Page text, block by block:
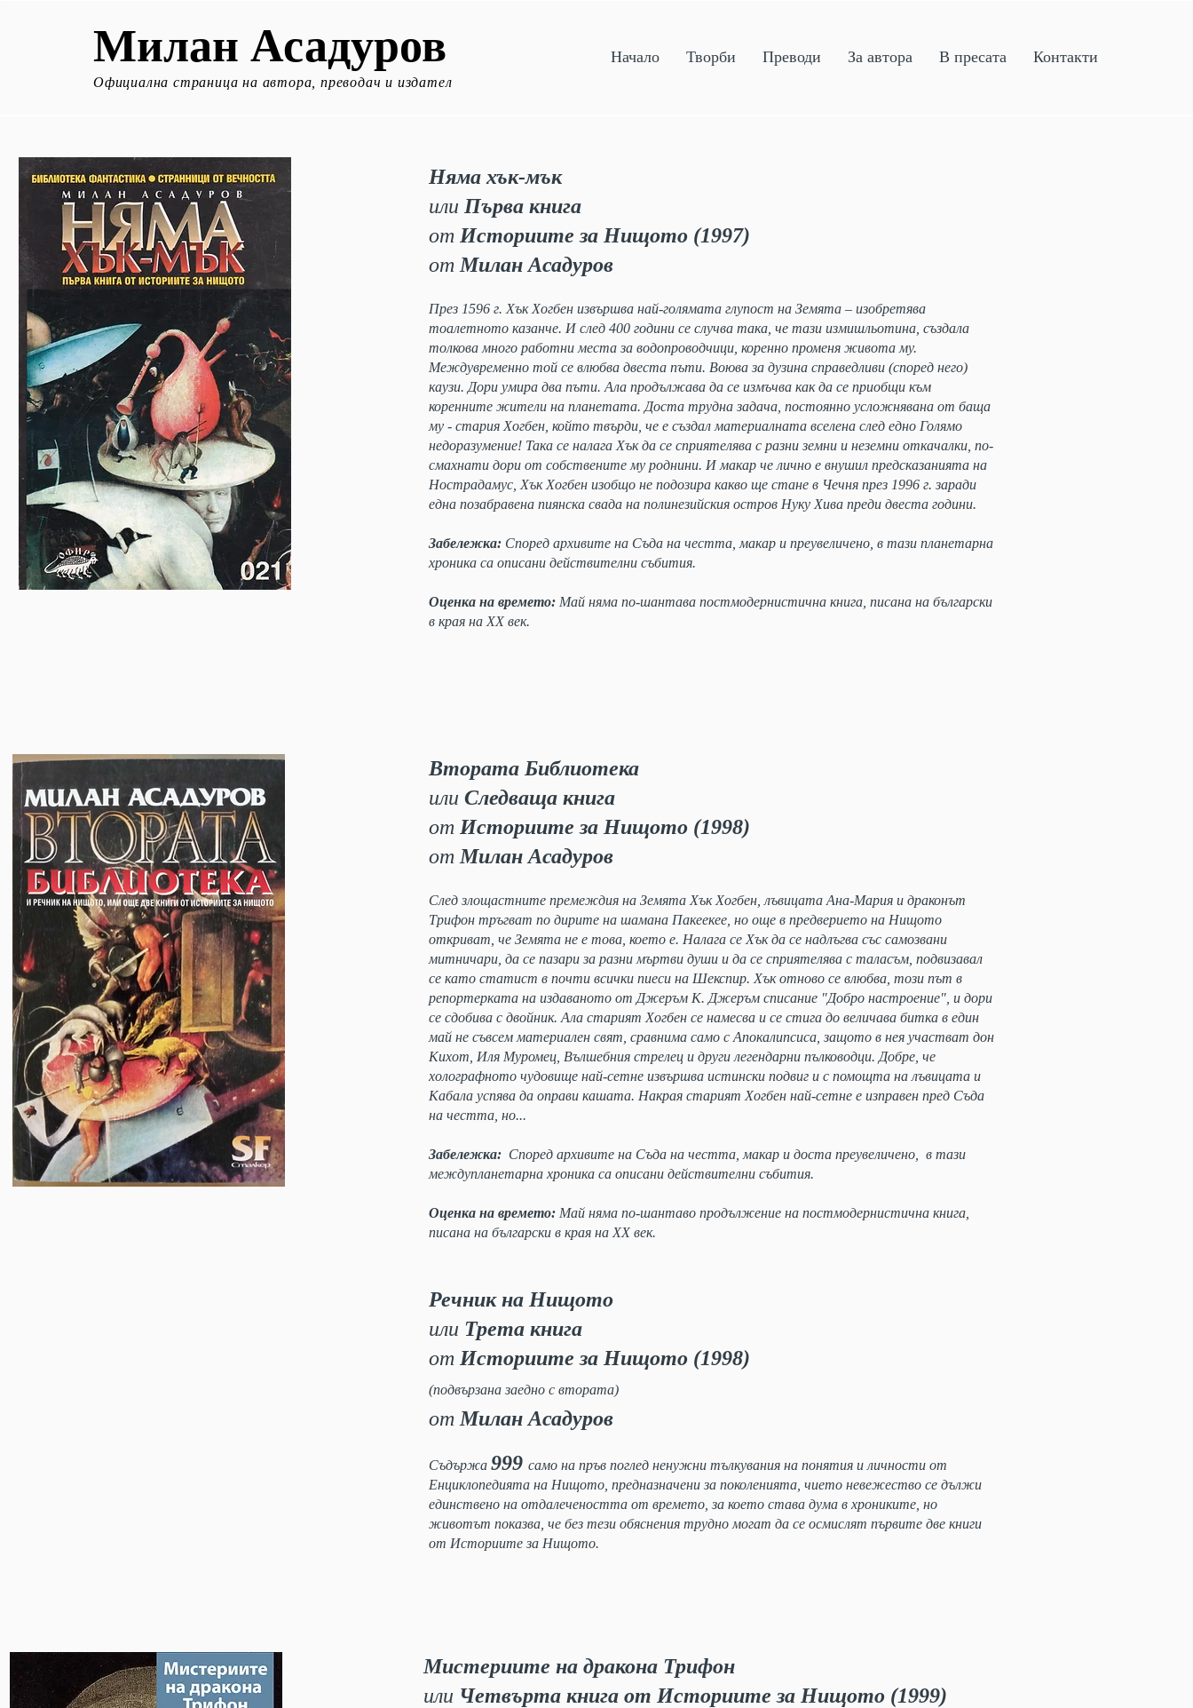
Милан Асадуров
Официална страница на автора, преводач и издател
Начало Творби Преводи За автора В пресата Контакти
Няма хък-мък
или Първа книга
от Историите за Нищото (1997)
от Милан Асадуров
През 1596 г. Хък Хогбен извършва най-голямата глупост на Земята – изобретява
тоалетното казанче. И след 400 години се случва така, че тази измишльотина, създала
толкова много работни места за водопроводчици, коренно променя живота му.
Междувременно той се влюбва двеста пъти. Воюва за дузина справедливи (според него)
каузи. Дори умира два пъти. Ала продължава да се измъчва как да се приобщи към
коренните жители на планетата. Доста трудна задача, постоянно усложнявана от баща
му - стария Хогбен, който твърди, че е създал материалната вселена след едно Голямо
недоразумение! Така се налага Хък да се сприятелява с разни земни и неземни откачалки, по-
смахнати дори от собствените му роднини. И макар че лично е внушил предсказанията на
Нострадамус, Хък Хогбен изобщо не подозира какво ще стане в Чечня през 1996 г. заради
една позабравена пиянска свада на полинезийския остров Нуку Хива преди двеста години.
Забележка:Според архивите на Съда на честта, макар и преувеличено, в тази планетарна
хроника са описани действителни събития.
Оценка на времето:Май няма по-шантава постмодернистична книга, писана на български
в края на ХХ век.
Втората Библиотека
или Следваща книга
от Историите за Нищото (1998)
от Милан Асадуров
След злощастните премеждия на Земята Хък Хогбен, лъвицата Ана-Мария и драконът
Трифон тръгват по дирите на шамана Пакеекее, но още в предверието на Нищото
откриват, че Земята не е това, което е. Налага се Хък да се надлъгва със самозвани
митничари, да се пазари за разни мъртви души и да се сприятелява с таласъм, подвизавал
се като статист в почти всички пиеси на Шекспир. Хък отново се влюбва, този път в
репортерката на издаваното от Джеръм К. Джеръм списание "Добро настроение", и дори
се сдобива с двойник. Ала старият Хогбен се намесва и се стига до величава битка в един
май не съвсем материален свят, сравнима само с Апокалипсиса, защото в нея участват дон
Кихот, Иля Муромец, Вълшебния стрелец и други легендарни пълководци. Добре, че
холографното чудовище най-сетне извършва истински подвиг и с помощта на лъвицата и
Кабала успява да оправи кашата. Накрая старият Хогбен най-сетне е изправен пред Съда
на честта, но...
Забележка:Според архивите на Съда на честта, макар и доста преувеличено, в тази
междупланетарна хроника са описани действителни събития.
Оценка на времето:Май няма по-шантаво продължение на постмодернистична книга,
писана на български в края на ХХ век.
Речник на Нищото
или Трета книга
от Историите за Нищото (1998)
(подвързана заедно с втората)
от Милан Асадуров
Съдържа 999 само на пръв поглед ненужни тълкувания на понятия и личности от
Енциклопедията на Нищото, предназначени за поколенията, чието невежество се дължи
единствено на отдалечеността от времето, за което става дума в хрониките, но
животът показва, че без тези обяснения трудно могат да се осмислят първите две книги
от Историите за Нищото.
Мистериите на дракона Трифон
или Четвърта книга от Историите за Нищото (1999)